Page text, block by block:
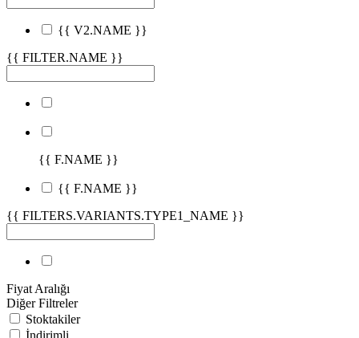
{{ V2.NAME }}
{{ FILTER.NAME }}
{{ F.NAME }}
{{ F.NAME }}
{{ FILTERS.VARIANTS.TYPE1_NAME }}
Fiyat Aralığı
Diğer Filtreler
Stoktakiler
İndirimli